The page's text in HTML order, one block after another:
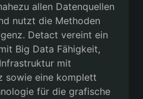
allen Datenquellen
nutzt die Methoden
Detact vereint ein
Big Data Fähigkeit,
mit
sowie eine komplett
für die grafische